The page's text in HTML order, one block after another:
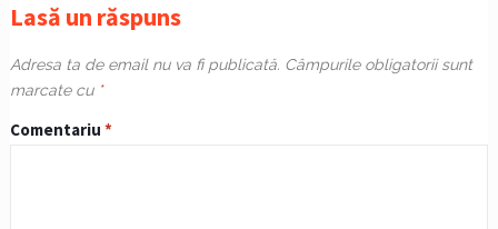
Lasă un răspuns
Adresa ta de email nu va fi publicată. Câmpurile obligatorii sunt
marcate cu *
Comentariu *